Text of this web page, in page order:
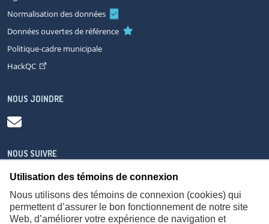
Utilisation des témoins de connexion
Nous utilisons des témoins de connexion (cookies) qui
permettent d’assurer le bon fonctionnement de notre site
Web, d’améliorer votre expérience de navigation et
Normalisation des données
Données ouvertes de référence
Politique-cadre municipale
HackQC
NOUS JOINDRE
NOUS SUIVRE